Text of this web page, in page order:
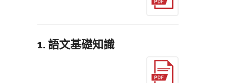
1. 語文基礎知識